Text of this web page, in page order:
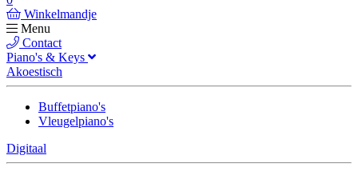
Winkelmandje
Menu
Contact
Piano's & Keys
Akoestisch
Buffetpiano's
Vleugelpiano's
Digitaal